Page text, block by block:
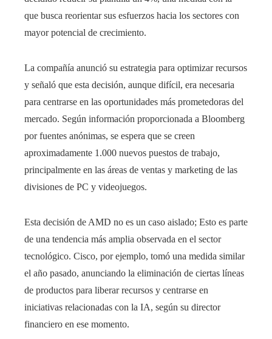
que busca reorientar sus esfuerzos hacia los sectores con
mayor potencial de crecimiento.
La compañía anunció su estrategia para optimizar recursos
y señaló que esta decisión, aunque difícil, era necesaria
para centrarse en las oportunidades más prometedoras del
mercado. Según información proporcionada a Bloomberg
por fuentes anónimas, se espera que se creen
aproximadamente 1.000 nuevos puestos de trabajo,
principalmente en las áreas de ventas y marketing de las
divisiones de PC y videojuegos.
Esta decisión de AMD no es un caso aislado; Esto es parte
de una tendencia más amplia observada en el sector
tecnológico. Cisco, por ejemplo, tomó una medida similar
el año pasado, anunciando la eliminación de ciertas líneas
de productos para liberar recursos y centrarse en
iniciativas relacionadas con la IA, según su director
financiero en ese momento.